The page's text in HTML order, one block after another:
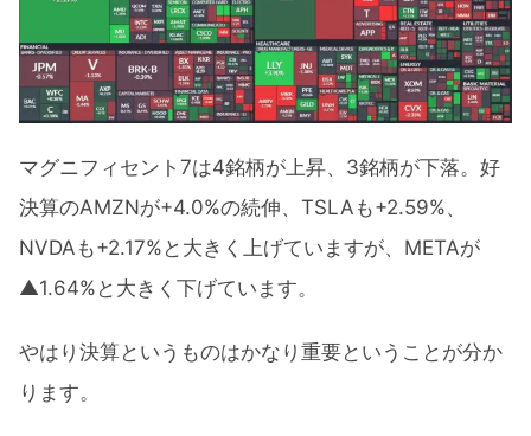
マグニフィセント7は4銘柄が上昇、3銘柄が下落。好
決算のAMZNが+4.0%の続伸、TSLAも+2.59%、
NVDAも+2.17%と大きく上げていますが、METAが
▲1.64%と大きく下げています。
やはり決算というものはかなり重要ということが分か
ります。